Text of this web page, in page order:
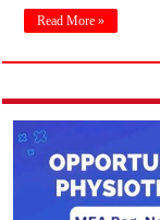
Read More »